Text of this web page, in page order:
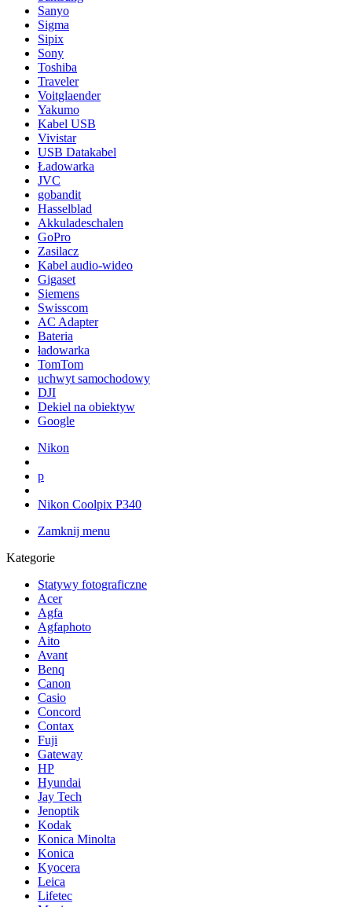
Sanyo
Sigma
Sipix
Sony
Toshiba
Traveler
Voitglaender
Yakumo
Kabel USB
Vivistar
USB Datakabel
Ładowarka
JVC
gobandit
Hasselblad
Akkuladeschalen
GoPro
Zasilacz
Kabel audio-wideo
Gigaset
Siemens
Swisscom
AC Adapter
Bateria
ładowarka
TomTom
uchwyt samochodowy
DJI
Dekiel na obiektyw
Google
Nikon
p
Nikon Coolpix P340
Zamknij menu
Kategorie
Statywy fotograficzne
Acer
Agfa
Agfaphoto
Aito
Avant
Benq
Canon
Casio
Concord
Contax
Fuji
Gateway
HP
Hyundai
Jay Tech
Jenoptik
Kodak
Konica Minolta
Konica
Kyocera
Leica
Lifetec